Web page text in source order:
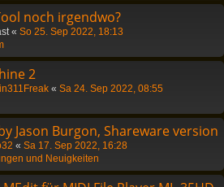
noch irgendwo?
« So 25. Sep 2022, 18:13
2
« Sa 24. Sep 2022, 08:55
Jason Burgon, Shareware version
« Sa 17. Sep 2022, 16:28
und Neuigkeiten